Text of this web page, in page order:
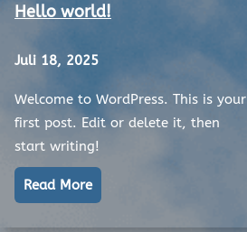
Hello world!
Juli 18, 2025
Welcome to WordPress. This is your
first post. Edit or delete it, then
start writing!
Read More